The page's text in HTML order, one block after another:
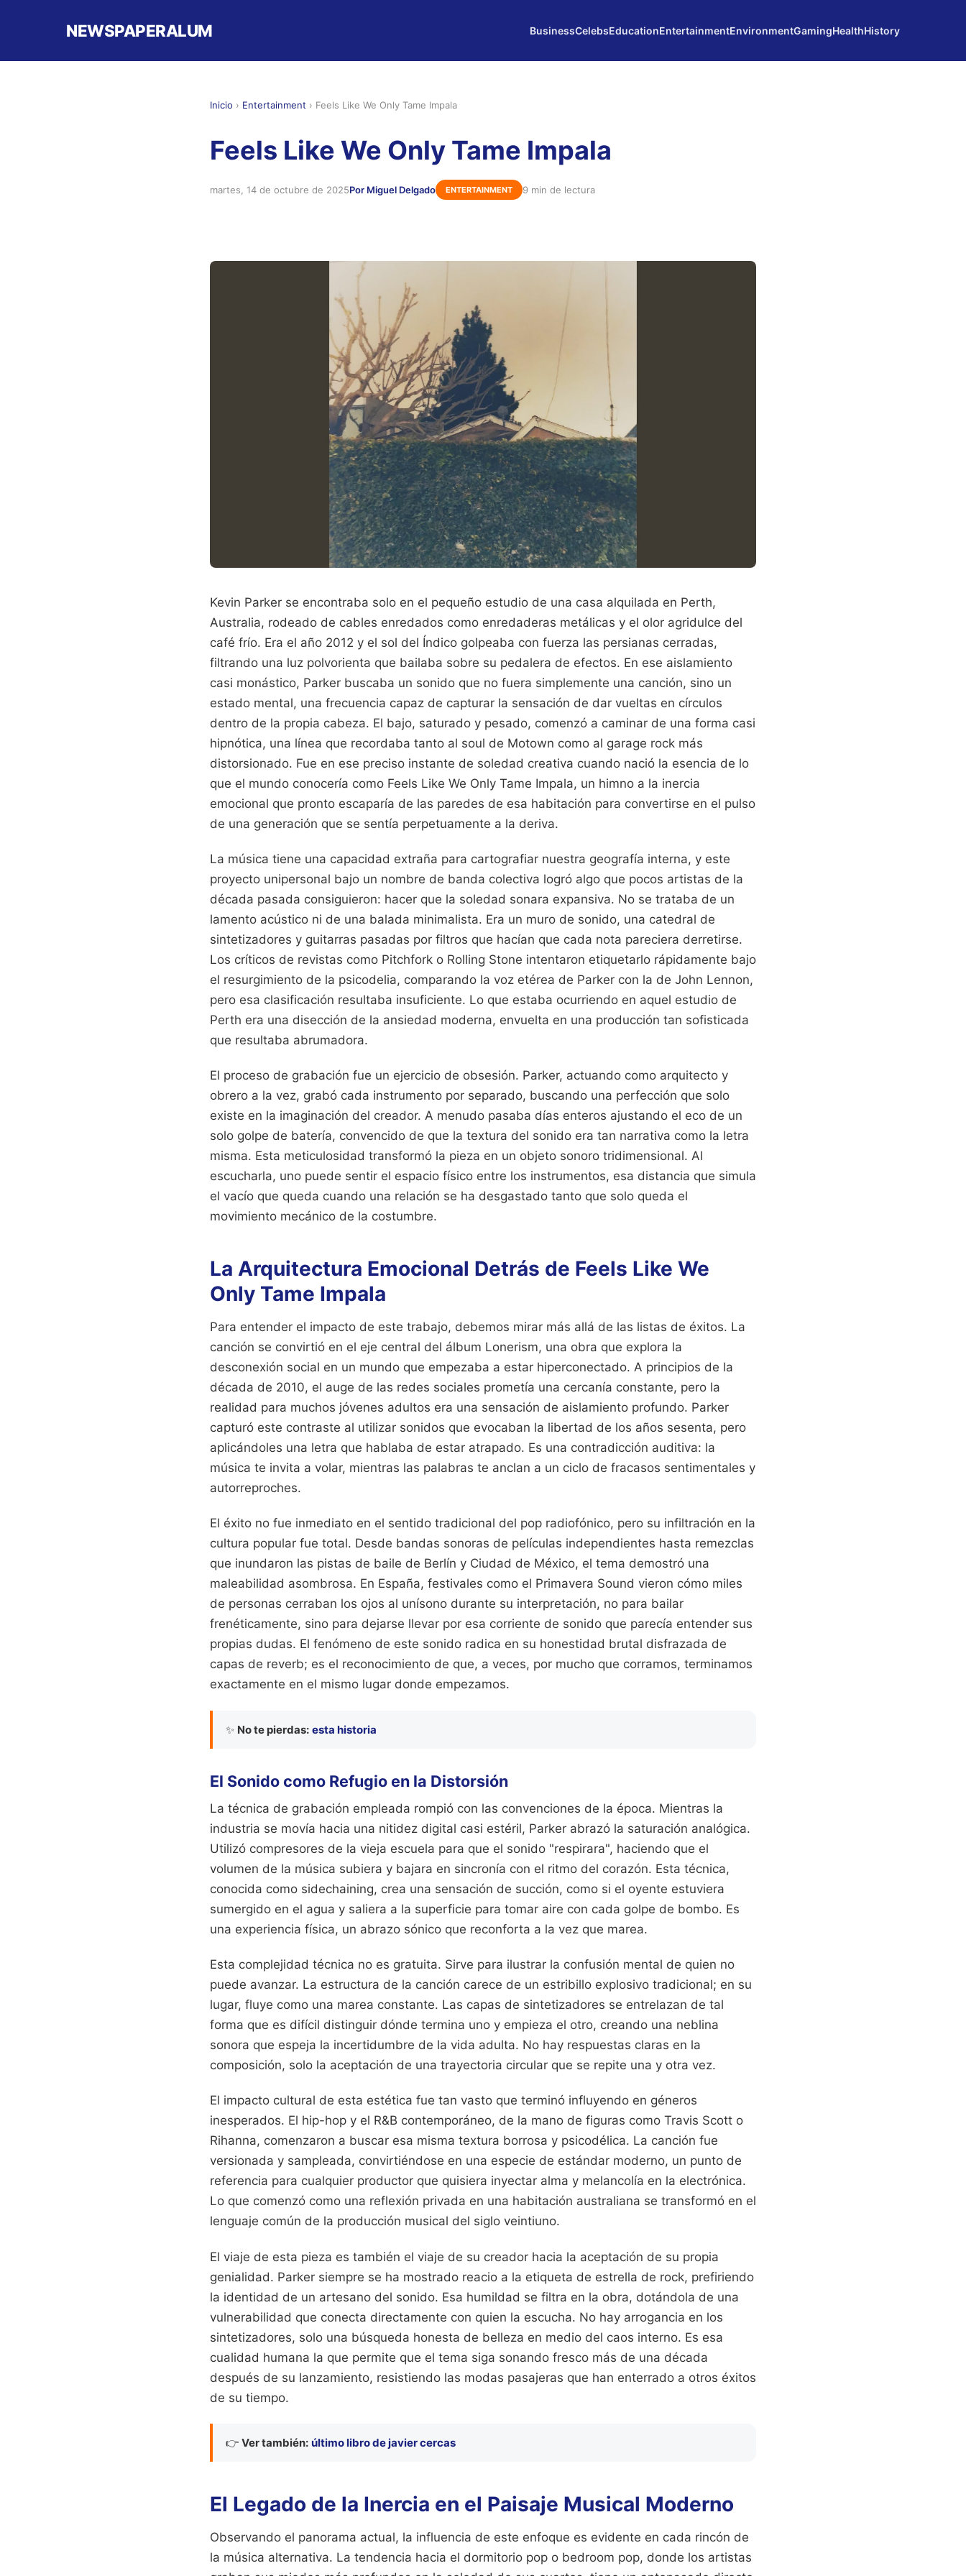
NEWSPAPERALUM BusinessCelebsEducationEntertainmentEnvironmentGamingHealthHistory
Inicio › Entertainment › Feels Like We Only Tame Impala
Feels Like We Only Tame Impala
martes, 14 de octubre de 2025Por Miguel Delgado ENTERTAINMENT 9 min de lectura
Kevin Parker se encontraba solo en el pequeño estudio de una casa alquilada en Perth,
Australia, rodeado de cables enredados como enredaderas metálicas y el olor agridulce del
café frío. Era el año 2012 y el sol del Índico golpeaba con fuerza las persianas cerradas,
filtrando una luz polvorienta que bailaba sobre su pedalera de efectos. En ese aislamiento
casi monástico, Parker buscaba un sonido que no fuera simplemente una canción, sino un
estado mental, una frecuencia capaz de capturar la sensación de dar vueltas en círculos
dentro de la propia cabeza. El bajo, saturado y pesado, comenzó a caminar de una forma casi
hipnótica, una línea que recordaba tanto al soul de Motown como al garage rock más
distorsionado. Fue en ese preciso instante de soledad creativa cuando nació la esencia de lo
que el mundo conocería como Feels Like We Only Tame Impala, un himno a la inercia
emocional que pronto escaparía de las paredes de esa habitación para convertirse en el pulso
de una generación que se sentía perpetuamente a la deriva.
La música tiene una capacidad extraña para cartografiar nuestra geografía interna, y este
proyecto unipersonal bajo un nombre de banda colectiva logró algo que pocos artistas de la
década pasada consiguieron: hacer que la soledad sonara expansiva. No se trataba de un
lamento acústico ni de una balada minimalista. Era un muro de sonido, una catedral de
sintetizadores y guitarras pasadas por filtros que hacían que cada nota pareciera derretirse.
Los críticos de revistas como Pitchfork o Rolling Stone intentaron etiquetarlo rápidamente bajo
el resurgimiento de la psicodelia, comparando la voz etérea de Parker con la de John Lennon,
pero esa clasificación resultaba insuficiente. Lo que estaba ocurriendo en aquel estudio de
Perth era una disección de la ansiedad moderna, envuelta en una producción tan sofisticada
que resultaba abrumadora.
El proceso de grabación fue un ejercicio de obsesión. Parker, actuando como arquitecto y
obrero a la vez, grabó cada instrumento por separado, buscando una perfección que solo
existe en la imaginación del creador. A menudo pasaba días enteros ajustando el eco de un
solo golpe de batería, convencido de que la textura del sonido era tan narrativa como la letra
misma. Esta meticulosidad transformó la pieza en un objeto sonoro tridimensional. Al
escucharla, uno puede sentir el espacio físico entre los instrumentos, esa distancia que simula
el vacío que queda cuando una relación se ha desgastado tanto que solo queda el
movimiento mecánico de la costumbre.
La Arquitectura Emocional Detrás de Feels Like We
Only Tame Impala
Para entender el impacto de este trabajo, debemos mirar más allá de las listas de éxitos. La
canción se convirtió en el eje central del álbum Lonerism, una obra que explora la
desconexión social en un mundo que empezaba a estar hiperconectado. A principios de la
década de 2010, el auge de las redes sociales prometía una cercanía constante, pero la
realidad para muchos jóvenes adultos era una sensación de aislamiento profundo. Parker
capturó este contraste al utilizar sonidos que evocaban la libertad de los años sesenta, pero
aplicándoles una letra que hablaba de estar atrapado. Es una contradicción auditiva: la
música te invita a volar, mientras las palabras te anclan a un ciclo de fracasos sentimentales y
autorreproches.
El éxito no fue inmediato en el sentido tradicional del pop radiofónico, pero su infiltración en la
cultura popular fue total. Desde bandas sonoras de películas independientes hasta remezclas
que inundaron las pistas de baile de Berlín y Ciudad de México, el tema demostró una
maleabilidad asombrosa. En España, festivales como el Primavera Sound vieron cómo miles
de personas cerraban los ojos al unísono durante su interpretación, no para bailar
frenéticamente, sino para dejarse llevar por esa corriente de sonido que parecía entender sus
propias dudas. El fenómeno de este sonido radica en su honestidad brutal disfrazada de
capas de reverb; es el reconocimiento de que, a veces, por mucho que corramos, terminamos
exactamente en el mismo lugar donde empezamos.
✨ No te pierdas: esta historia
El Sonido como Refugio en la Distorsión
La técnica de grabación empleada rompió con las convenciones de la época. Mientras la
industria se movía hacia una nitidez digital casi estéril, Parker abrazó la saturación analógica.
Utilizó compresores de la vieja escuela para que el sonido "respirara", haciendo que el
volumen de la música subiera y bajara en sincronía con el ritmo del corazón. Esta técnica,
conocida como sidechaining, crea una sensación de succión, como si el oyente estuviera
sumergido en el agua y saliera a la superficie para tomar aire con cada golpe de bombo. Es
una experiencia física, un abrazo sónico que reconforta a la vez que marea.
Esta complejidad técnica no es gratuita. Sirve para ilustrar la confusión mental de quien no
puede avanzar. La estructura de la canción carece de un estribillo explosivo tradicional; en su
lugar, fluye como una marea constante. Las capas de sintetizadores se entrelazan de tal
forma que es difícil distinguir dónde termina uno y empieza el otro, creando una neblina
sonora que espeja la incertidumbre de la vida adulta. No hay respuestas claras en la
composición, solo la aceptación de una trayectoria circular que se repite una y otra vez.
El impacto cultural de esta estética fue tan vasto que terminó influyendo en géneros
inesperados. El hip-hop y el R&B contemporáneo, de la mano de figuras como Travis Scott o
Rihanna, comenzaron a buscar esa misma textura borrosa y psicodélica. La canción fue
versionada y sampleada, convirtiéndose en una especie de estándar moderno, un punto de
referencia para cualquier productor que quisiera inyectar alma y melancolía en la electrónica.
Lo que comenzó como una reflexión privada en una habitación australiana se transformó en el
lenguaje común de la producción musical del siglo veintiuno.
El viaje de esta pieza es también el viaje de su creador hacia la aceptación de su propia
genialidad. Parker siempre se ha mostrado reacio a la etiqueta de estrella de rock, prefiriendo
la identidad de un artesano del sonido. Esa humildad se filtra en la obra, dotándola de una
vulnerabilidad que conecta directamente con quien la escucha. No hay arrogancia en los
sintetizadores, solo una búsqueda honesta de belleza en medio del caos interno. Es esa
cualidad humana la que permite que el tema siga sonando fresco más de una década
después de su lanzamiento, resistiendo las modas pasajeras que han enterrado a otros éxitos
de su tiempo.
👉 Ver también: último libro de javier cercas
El Legado de la Inercia en el Paisaje Musical Moderno
Observando el panorama actual, la influencia de este enfoque es evidente en cada rincón de
la música alternativa. La tendencia hacia el dormitorio pop o bedroom pop, donde los artistas